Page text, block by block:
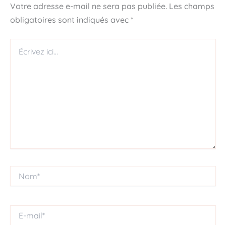
Votre adresse e-mail ne sera pas publiée. Les champs
obligatoires sont indiqués avec *
ici…
mail*